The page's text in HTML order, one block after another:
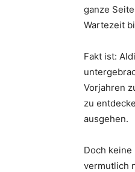
ganze
Wartezeit
Fakt ist:
Vorjahren
zu
ausgehen.
Doch
vermutlich